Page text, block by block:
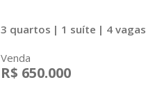
3 quartos | 1 suíte | 4 vagas
Venda
R$ 650.000